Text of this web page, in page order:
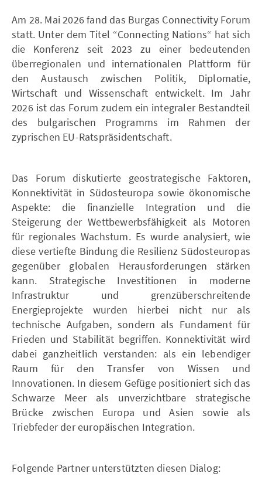
Am 28. Mai 2026 fand das Burgas Connectivity Forum
statt. Unter dem Titel “Connecting Nations“ hat sich
die Konferenz seit 2023 zu einer bedeutenden
überregionalen und internationalen Plattform für
den Austausch zwischen Politik, Diplomatie,
Wirtschaft und Wissenschaft entwickelt. Im Jahr
2026 ist das Forum zudem ein integraler Bestandteil
des bulgarischen Programms im Rahmen der
zyprischen EU-Ratspräsidentschaft.
Das Forum diskutierte geostrategische Faktoren,
Konnektivität in Südosteuropa sowie ökonomische
Aspekte: die finanzielle Integration und die
Steigerung der Wettbewerbsfähigkeit als Motoren
für regionales Wachstum. Es wurde analysiert, wie
diese vertiefte Bindung die Resilienz Südosteuropas
gegenüber globalen Herausforderungen stärken
kann. Strategische Investitionen in moderne
Infrastruktur und grenzüberschreitende
Energieprojekte wurden hierbei nicht nur als
technische Aufgaben, sondern als Fundament für
Frieden und Stabilität begriffen. Konnektivität wird
dabei ganzheitlich verstanden: als ein lebendiger
Raum für den Transfer von Wissen und
Innovationen. In diesem Gefüge positioniert sich das
Schwarze Meer als unverzichtbare strategische
Brücke zwischen Europa und Asien sowie als
Triebfeder der europäischen Integration.
Folgende Partner unterstützten diesen Dialog: